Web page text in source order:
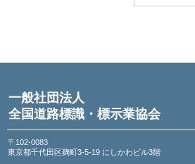
一般社団法人
全国道路標識・標示業協会
〒102-0083
東京都千代田区麹町3-5-19 にしかわビル3階